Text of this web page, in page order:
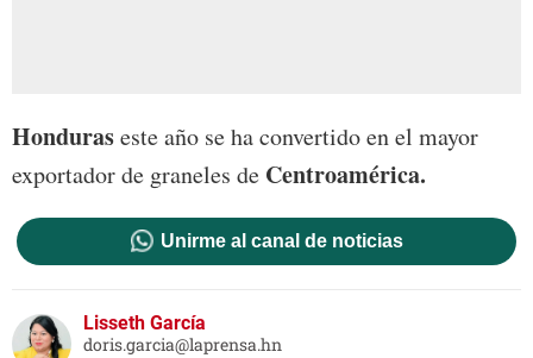
Honduraseste año se ha convertido en el mayor
exportador de graneles de Centroamérica.
Unirme al canal de noticias
Lisseth García
doris.garcia@laprensa.hn